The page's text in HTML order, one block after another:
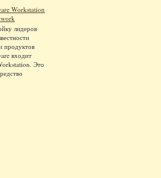
Workstation
лидеров
продуктов
входит
Это